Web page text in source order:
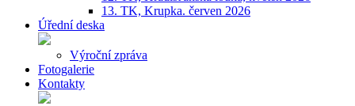
13. TK, Krupka. červen 2026
Úřední deska
Výroční zpráva
Fotogalerie
Kontakty